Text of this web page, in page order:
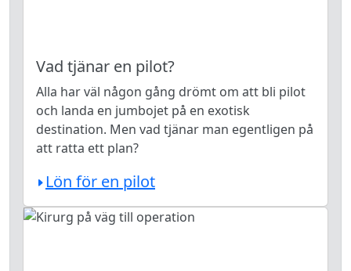
Vad tjänar en pilot?
Alla har väl någon gång drömt om att bli pilot
och landa en jumbojet på en exotisk
destination. Men vad tjänar man egentligen på
att ratta ett plan?
Lön för en pilot